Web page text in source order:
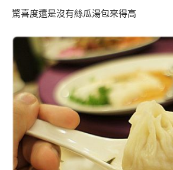
驚喜度還是沒有絲瓜湯包來得高